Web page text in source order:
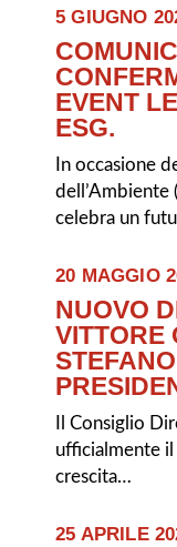
5 GIUGNO
EVENT
ESG.
In occasione
dell’Ambiente
celebra un
20 MAGGIO
NUOVO
VITTORE
Il Consiglio
ufficialmente
crescita…
25 APRILE